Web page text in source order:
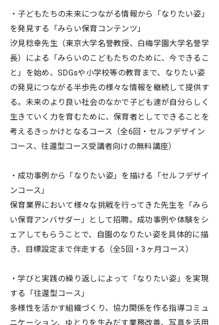
・子どもたちの未来につながる情報から「なりたい姿」
を発見する「みらい保育コンテンツ」
汐見稔幸先生（東京大学名誉教授、白梅学園大学名誉学
長）による「みらいのこどもたちのために、今できるこ
と」を始め、SDGsや小学校等の教育まで、なりたい姿
の発見につながる半歩先の様々な情報を継続して提供す
る。未来のより良い社会のなかで子ども達が自分らしく
生きていく力を育むために、保育者としてできることを
考えるきっかけとなるコース（全6回・セルフデザイン
コース、往還型コース受講者向けの無料講座）
・成功事例から「なりたい姿」を描ける「セルフデザイ
ンコース」
保育業界において様々な挑戦を行ってきた先生を「みら
い保育アンバサダー」として招聘。成功事例や体験をシ
ェアしてもらうことで、自園のなりたい姿を具体的に描
き、目標設定まで伴走する（全5回・3ヶ月コース）
・学びと実践の繰り返しによって「なりたい姿」を実現
する「往還型コース」
多様性を活かす組織づくり、協力関係を作る指導コミュ
ニケーション、ゆとりを生みだす業務改善、写真を活用